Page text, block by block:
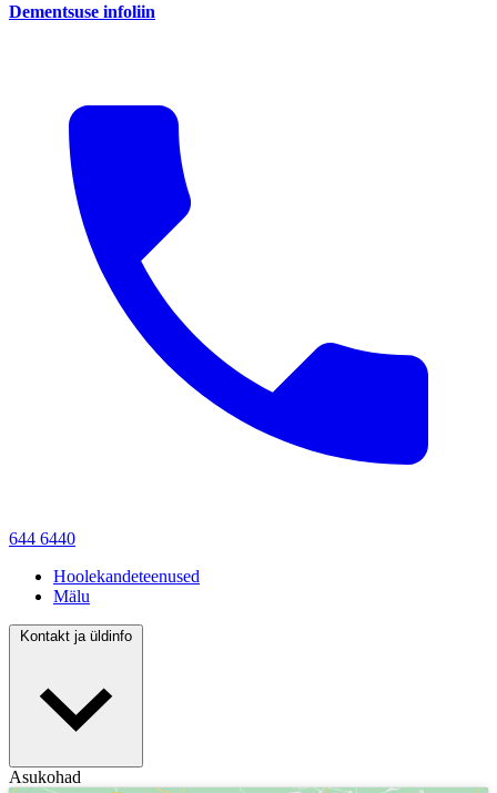
Dementsuse infoliin
644 6440
Hoolekandeteenused
Mälu
Kontakt ja üldinfo
Asukohad